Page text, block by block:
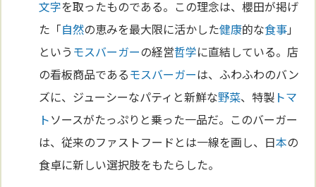
文字を取ったものである。この理念は、櫻田が掲げ
た「自然の恵みを最大限に活かした健康的な食事」
という モスバーガーの経営哲学に直結している。店
の看板商品であるモスバーガーは、ふわふわのバン
ズに、ジューシーなパティと新鮮な野菜、特製 トマ
トソースがたっぷりと乗った一品だ。このバーガー
は、従来のファストフードとは一線を画し、日本の
食卓に新しい選択肢をもたらした。